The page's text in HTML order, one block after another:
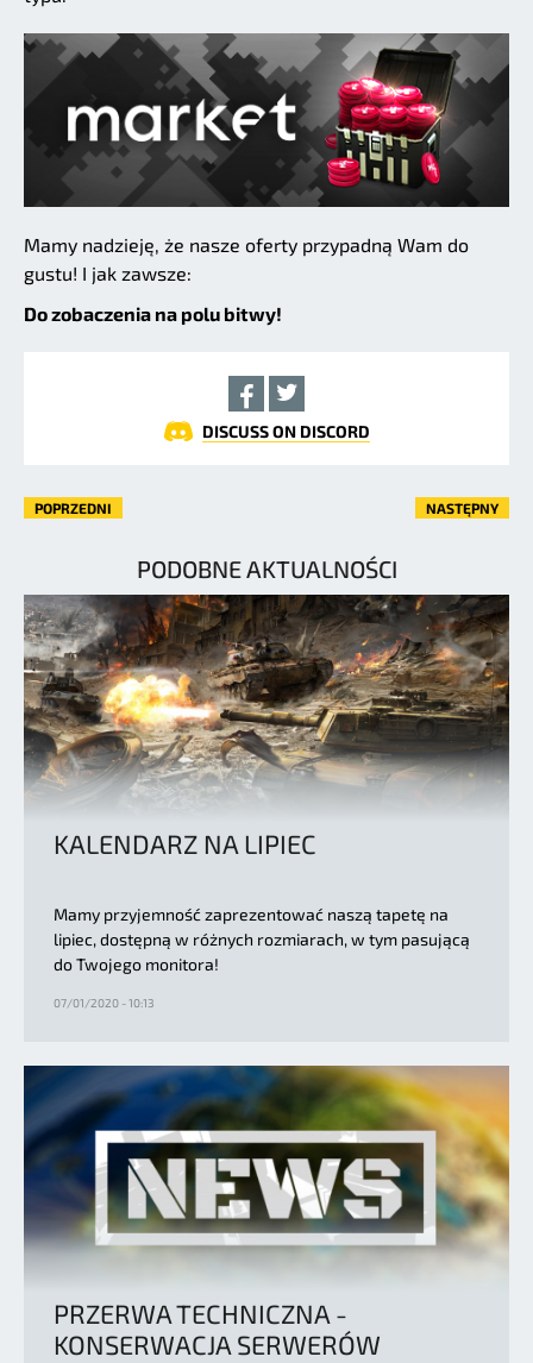
Mamy nadzieję, że nasze oferty przypadną Wam do
gustu! I jak zawsze:
Do zobaczenia na polu bitwy!
DISCUSS ON DISCORD
POPRZEDNI NASTĘPNY
PODOBNE AKTUALNOŚCI
KALENDARZ NA LIPIEC
Mamy przyjemność zaprezentować naszą tapetę na
lipiec, dostępną w różnych rozmiarach, w tym pasującą
do Twojego monitora!
07/01/2020 - 10:13
PRZERWA TECHNICZNA -
KONSERWACJA SERWERÓW